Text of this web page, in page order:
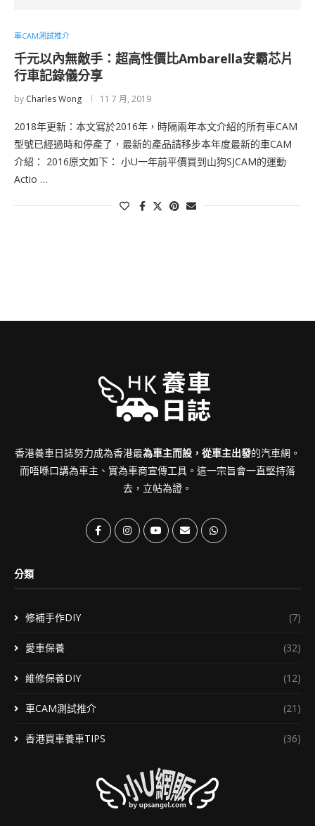
車CAM測試推介
千元以內無敵手：超高性價比Ambarella安霸芯片
行車記錄儀分享
by Charles Wong 11 7 月, 2019
2018年更新：本文寫於2016年，時隔兩年本文介紹的所有車CAM
型號已經過時和停產了，最新的產品請移步本年度最新的車CAM
介紹： 2016原文如下： 小U一年前平價買到山狗SJCAM的運動
Actio …
香港養車日誌努力成為香港最為車主而設，從車主出發的汽車網。
而唔喺口講為車主、實為車商宣傳工具。這一宗旨會一直堅持落
去，立帖為證。
分類
修補手作DIY (7)
愛車保養 (32)
維修保養DIY (12)
車CAM測試推介 (21)
香港買車養車TIPS (36)